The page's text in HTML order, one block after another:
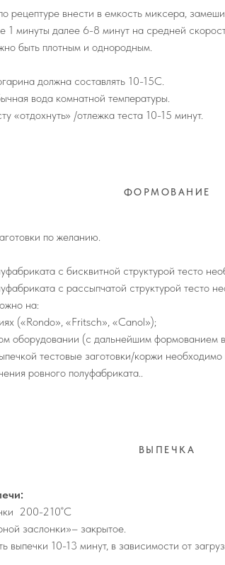
рецептуре внести в емкость миксера,
1 минуты далее 6-8 минут на средней
быть плотным и однородным.
должна составлять 10-15С.
вода комнатной температуры.
«отдохнуть» /отлежка теста 10-15 минут.
ФОРМОВАНИЕ
по желанию.
с бисквитной структурой тесто
с рассыпчатой структурой тесто
на:
(«Rondo», «Fritsch», «Canol»);
оборудовании (с дальнейшим формованием
тестовые заготовки/коржи
ровного полуфабриката..
ВЫПЕЧКА
200-210˚С
заслонки»– закрытое.
выпечки 10-13 минут, в зависимости от